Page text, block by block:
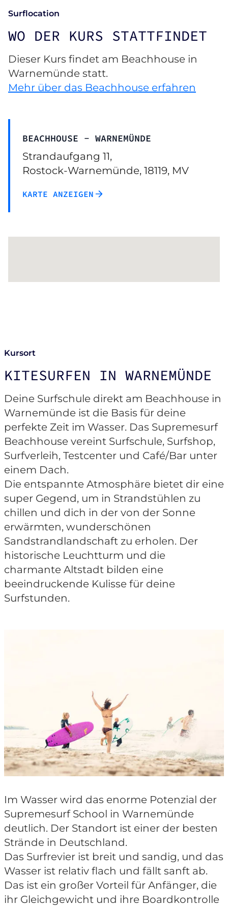
Surflocation
WO DER KURS STATTFINDET
Dieser Kurs findet am Beachhouse in
Warnemünde statt.
Mehr über das Beachhouse erfahren
BEACHHOUSE - WARNEMÜNDE
Strandaufgang 11,
Rostock-Warnemünde, 18119, MV
KARTE ANZEIGEN
Kursort
KITESURFEN IN WARNEMÜNDE
Deine Surfschule direkt am Beachhouse in
Warnemünde ist die Basis für deine
perfekte Zeit im Wasser. Das Supremesurf
Beachhouse vereint Surfschule, Surfshop,
Surfverleih, Testcenter und Café/Bar unter
einem Dach.
Die entspannte Atmosphäre bietet dir eine
super Gegend, um in Strandstühlen zu
chillen und dich in der von der Sonne
erwärmten, wunderschönen
Sandstrandlandschaft zu erholen. Der
historische Leuchtturm und die
charmante Altstadt bilden eine
beeindruckende Kulisse für deine
Surfstunden.
Im Wasser wird das enorme Potenzial der
Supremesurf School in Warnemünde
deutlich. Der Standort ist einer der besten
Strände in Deutschland.
Das Surfrevier ist breit und sandig, und das
Wasser ist relativ flach und fällt sanft ab.
Das ist ein großer Vorteil für Anfänger, die
ihr Gleichgewicht und ihre Boardkontrolle